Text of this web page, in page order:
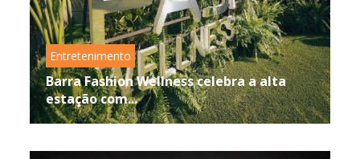
Entretenimento
Barra Fashion Wellness celebra a alta
estação com...